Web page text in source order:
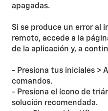
apagadas.
Si se produce un error al
remoto, accede a la
de la aplicación y, a
- Presiona tus iniciales >
comandos.
- Presiona el ícono de
solución recomendada.